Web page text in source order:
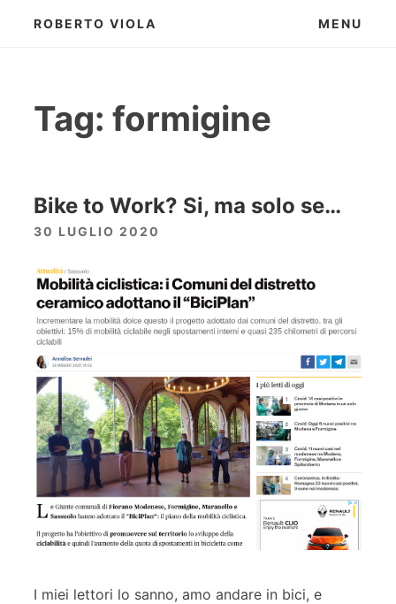
ROBERTO VIOLA MENU
Tag: formigine
Bike to Work? Si, ma solo se…
30 LUGLIO 2020
I miei lettori lo sanno, amo andare in bici, e